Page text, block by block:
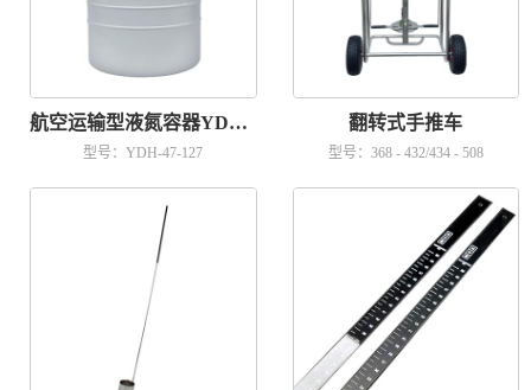
航空运输型液氮容器YDH-47-127
型号：YDH-47-127
翻转式手推车
型号：368 - 432/434 - 508